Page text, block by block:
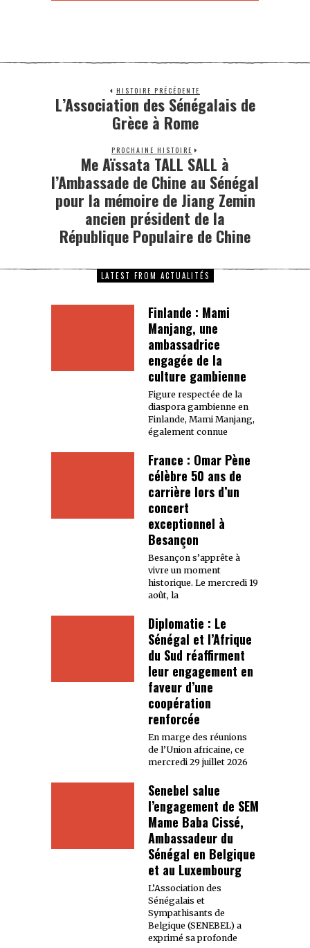
HISTOIRE PRÉCÉDENTE
L’Association des Sénégalais de
Grèce à Rome
PROCHAINE HISTOIRE
Me Aïssata TALL SALL à
l’Ambassade de Chine au Sénégal
pour la mémoire de Jiang Zemin
ancien président de la
République Populaire de Chine
LATEST FROM ACTUALITÉS
Finlande : Mami
Manjang, une
ambassadrice
engagée de la
culture gambienne
Figure respectée de la
diaspora gambienne en
Finlande, Mami Manjang,
également connue
France : Omar Pène
célèbre 50 ans de
carrière lors d’un
concert
exceptionnel à
Besançon
Besançon s’apprête à
vivre un moment
historique. Le mercredi 19
août, la
Diplomatie : Le
Sénégal et l’Afrique
du Sud réaffirment
leur engagement en
faveur d’une
coopération
renforcée
En marge des réunions
de l’Union africaine, ce
mercredi 29 juillet 2026
Senebel salue
l’engagement de SEM
Mame Baba Cissé,
Ambassadeur du
Sénégal en Belgique
et au Luxembourg
L’Association des
Sénégalais et
Sympathisants de
Belgique (SENEBEL) a
exprimé sa profonde